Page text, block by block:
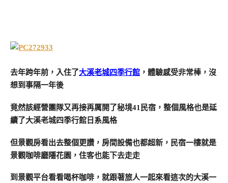
去年跨年前，入住了大溪老城四季行館 ，體驗感受非常棒，沒
想到事隔一年後
竟然該經營團隊又再接再厲開了秘境41民宿，整個風格也是延
續了大溪老城四季行館日系風格
但景觀房看出去整個更讚，房間設備也都超新，民宿一樓就是
景觀咖啡廳隱花園，住客也能下去走走
到景觀平台看看喝杯咖啡，就跟著旅人一起來看這次的大溪一